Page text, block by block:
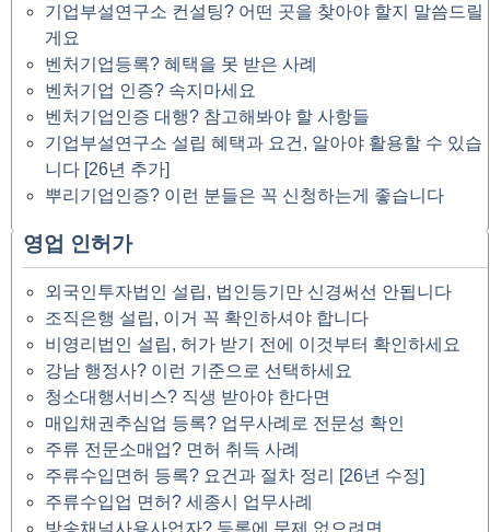
기업부설연구소 컨설팅? 어떤 곳을 찾아야 할지 말씀드릴
게요
벤처기업등록? 혜택을 못 받은 사례
벤처기업 인증? 속지마세요
벤처기업인증 대행? 참고해봐야 할 사항들
기업부설연구소 설립 혜택과 요건, 알아야 활용할 수 있습
니다 [26년 추가]
뿌리기업인증? 이런 분들은 꼭 신청하는게 좋습니다
영업 인허가
외국인투자법인 설립, 법인등기만 신경써선 안됩니다
조직은행 설립, 이거 꼭 확인하셔야 합니다
비영리법인 설립, 허가 받기 전에 이것부터 확인하세요
강남 행정사? 이런 기준으로 선택하세요
청소대행서비스? 직생 받아야 한다면
매입채권추심업 등록? 업무사례로 전문성 확인
주류 전문소매업? 면허 취득 사례
주류수입면허 등록? 요건과 절차 정리 [26년 수정]
주류수입업 면허? 세종시 업무사례
방송채널사용사업자? 등록에 문제 없으려면